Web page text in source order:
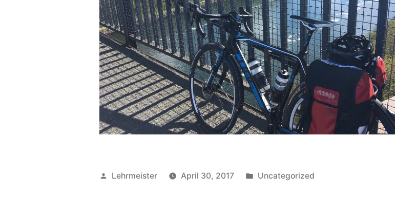
Veröffentlicht
Lehrmeister April 30, 2017
Veröffentlicht
Uncategorized